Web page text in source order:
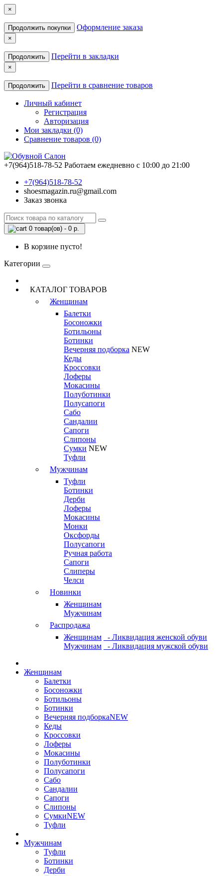
×
Продолжить покупки Оформление заказа
×
Продолжить Перейти в закладки
×
Продолжить Перейти в сравнение товаров
Личный кабинет
Регистрация
Авторизация
Мои закладки (0)
Сравнение товаров (0)
+7(964)518-78-52 Работаем ежедневно с 10:00 до 21:00
+7(964)518-78-52
shoesmagazin.ru@gmail.com
Заказ звонка
0 товар(ов) - 0 р.
В корзине пусто!
Категории
КАТАЛОГ ТОВАРОВ
Женщинам
Балетки
Босоножки
Ботильоны
Ботинки
Вечерняя подборка NEW
Кеды
Кроссовки
Лоферы
Мокасины
Полуботинки
Полусапоги
Сабо
Сандалии
Сапоги
Слипоны
Сумки NEW
Туфли
Мужчинам
Туфли
Ботинки
Дерби
Лоферы
Мокасины
Монки
Оксфорды
Полусапоги
Ручная работа
Сапоги
Слиперы
Челси
Новинки
Женщинам
Мужчинам
Распродажа
Женщинам
- Ликвидация женской обуви
Мужчинам
- Ликвидация мужской обуви
Женщинам
Балетки
Босоножки
Ботильоны
Ботинки
Вечерняя подборкаNEW
Кеды
Кроссовки
Лоферы
Мокасины
Полуботинки
Полусапоги
Сабо
Сандалии
Сапоги
Слипоны
СумкиNEW
Туфли
Мужчинам
Туфли
Ботинки
Дерби